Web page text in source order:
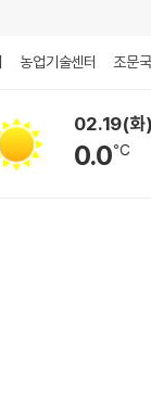
농업기술센터 조문
02.19(화)
0.0℃